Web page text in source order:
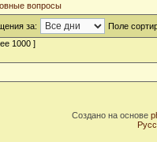
вопросы
за:
Поле
1000 ]
Создано на основе